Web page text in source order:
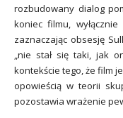
rozbudowany dialog
koniec filmu,
zaznaczając obsesję
„nie stał się taki, jak
kontekście tego, że film
opowieścią w teorii
pozostawia wrażenie